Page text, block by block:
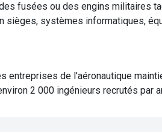
fusées ou des engins militaires
systèmes informatiques,
entreprises de l'aéronautique
2 000 ingénieurs recrutés par